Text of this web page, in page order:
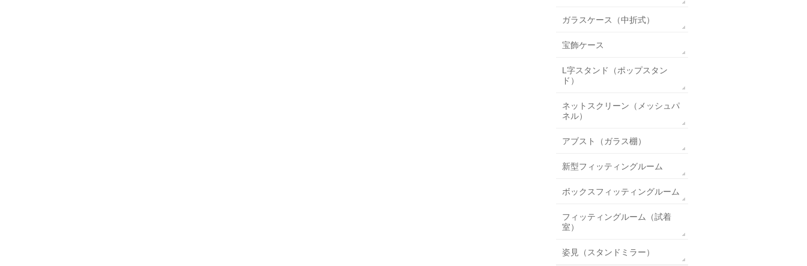
ガラスケース（中折式）
宝飾ケース
L字スタンド（ポップスタン
ド）
ネットスクリーン（メッシュパ
ネル）
アブスト（ガラス棚）
新型フィッティングルーム
ボックスフィッティングルーム
フィッティングルーム（試着
室）
姿見（スタンドミラー）